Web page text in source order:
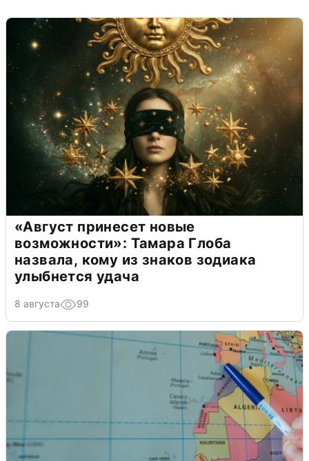
«Август принесет новые
возможности»: Тамара Глоба
назвала, кому из знаков зодиака
улыбнется удача
8 августа 99